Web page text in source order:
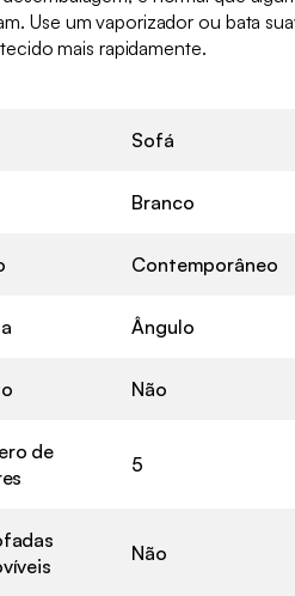
Use um vaporizador ou bata
mais rapidamente.
Sofá
Branco
Contemporâneo
Ângulo
Não
de
5
Não